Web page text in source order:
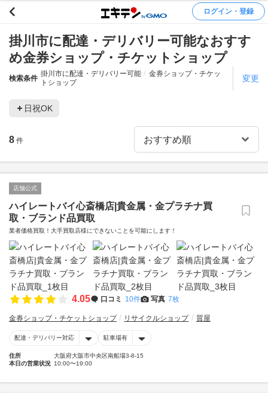
ログイン・登録
掛川市に配達・デリバリー可能なおすす
め金券ショップ・チケットショップ
検索条件
掛川市に配達・デリバリー可能
金券ショップ・チケッ
トショップ
変更
日祝OK
8 件
店舗公式
ハイレートバイ心斎橋店|貴金属・金プラチナ買
取・ブランド品買取
業者価格買取！大手買取店様にできないことを可能にします！
4.05 口コミ 10件 写真 7枚
金券ショップ・チケットショップ リサイクルショップ 質屋
配達・デリバリー対応 駐車場有
住所
大阪府大阪市中央区南船場3-8-15
本日の営業状況 10:00〜19:00